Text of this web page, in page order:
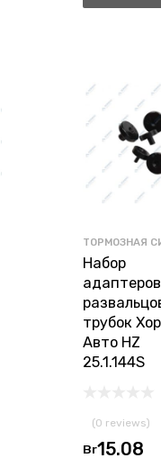
ТОРМОЗНАЯ
Набор
трубок
Авто HZ
25.1.144S
(0 reviews)
Br15.08